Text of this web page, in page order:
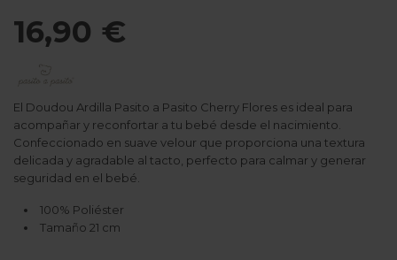
16,90 €
El Doudou Ardilla Pasito a Pasito Cherry Flores es ideal para
acompañar y reconfortar a tu bebé desde el nacimiento.
Confeccionado en suave velour que proporciona una textura
delicada y agradable al tacto, perfecto para calmar y generar
seguridad en el bebé.
100% Poliéster
Tamaño 21 cm